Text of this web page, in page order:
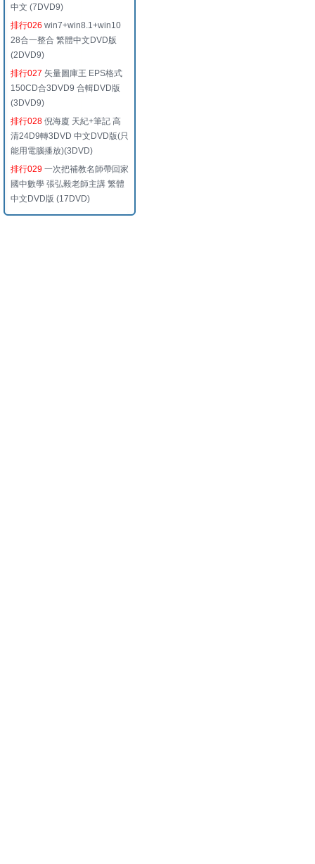
中文 (7DVD9)
排行026 win7+win8.1+win10
28合一整合 繁體中文DVD版
(2DVD9)
排行027 矢量圖庫王 EPS格式
150CD合3DVD9 合輯DVD版
(3DVD9)
排行028 倪海廈 天紀+筆記 高
清24D9轉3DVD 中文DVD版(只
能用電腦播放)(3DVD)
排行029 一次把補教名師帶回家
國中數學 張弘毅老師主講 繁體
中文DVD版 (17DVD)